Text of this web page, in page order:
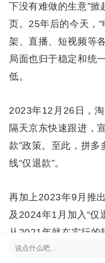
下没有难做的生意”
页。25年后的今天，
架、直播、短视频等
局面也归于稳定和统
低。
2023年12月26日，
隔天京东快速跟进，
款”政策。至此，拼
线“仅退款”。
再加上2023年9月推
及2024年1月加入“仅
从2021年就在实行的
配。